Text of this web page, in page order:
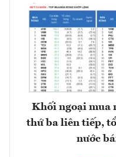
Khối ngoại mua
thứ ba liên tiếp,
nước